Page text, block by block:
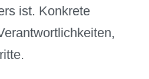
ist. Konkrete